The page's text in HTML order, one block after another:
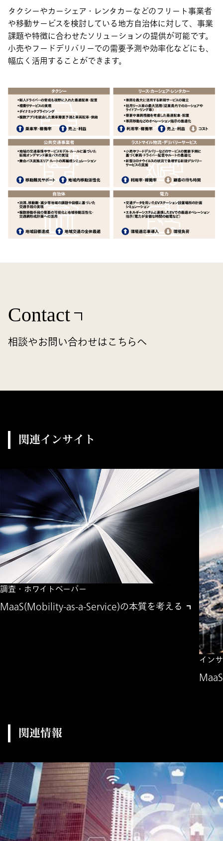
タクシーやカーシェア・レンタカーなどのフリート事業者
や移動サービスを検討している地方自治体に対して、事業
課題や特徴に合わせたソリューションの提供が可能です。
小売やフードデリバリーでの需要予測や効率化などにも、
幅広く活用することができます。
Contact
相談やお問い合わせはこちらへ
関連インサイト
調査・ホワイトペーパー
MaaS(Mobility-as-a-Service)の本質を考える
イン
関連情報